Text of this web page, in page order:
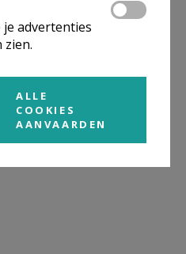
advertenties
zien.
ALLE
COOKIES
AANVAARDEN